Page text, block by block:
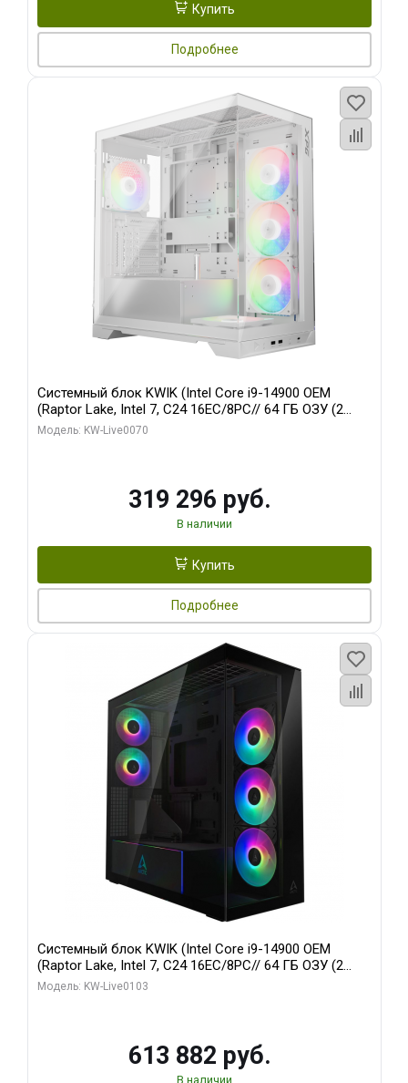
Купить
Подробнее
Системный блок KWIK (Intel Core i9-14900 OEM
(Raptor Lake, Intel 7, C24 16EC/8PC// 64 ГБ ОЗУ (2
модуля)/ Gigabyte RTX5080 XTREME WATERFORCE
Модель: KW-Live0070
319 296 руб.
В наличии
Купить
Подробнее
Системный блок KWIK (Intel Core i9-14900 OEM
(Raptor Lake, Intel 7, C24 16EC/8PC// 64 ГБ ОЗУ (2
модуля)/ Afox RTX4090 24GB GDDR6X 384-Bit 3xDP
Модель: KW-Live0103
613 882 руб.
В наличии